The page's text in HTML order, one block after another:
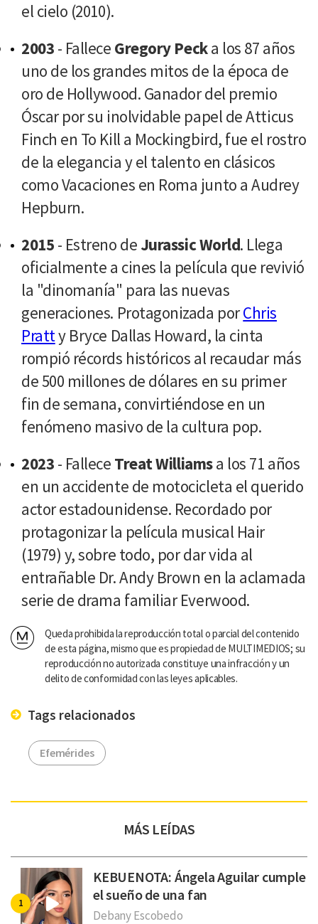
el cielo (2010).
2003 - Fallece Gregory Pecka los 87 años
uno de los grandes mitos de la época de
oro de Hollywood. Ganador del premio
Óscar por su inolvidable papel de Atticus
Finch en To Kill a Mockingbird, fue el rostro
de la elegancia y el talento en clásicos
como Vacaciones en Roma junto a Audrey
Hepburn.
2015 - Estreno de Jurassic World. Llega
oficialmente a cines la película que revivió
la "dinomanía" para las nuevas
generaciones. Protagonizada porChris
Pratty Bryce Dallas Howard, la cinta
rompió récords históricos al recaudar más
de 500 millones de dólares en su primer
fin de semana, convirtiéndose en un
fenómeno masivo de la cultura pop.
2023 - Fallece Treat Williamsa los 71 años
en un accidente de motocicleta el querido
actor estadounidense. Recordado por
protagonizar la película musical Hair
(1979) y, sobre todo, por dar vida al
entrañable Dr. Andy Brown en la aclamada
serie de drama familiar Everwood.
Queda prohibida la reproducción total o parcial del contenido
de esta página, mismo que es propiedad de MULTIMEDIOS; su
reproducción no autorizada constituye una infracción y un
delito de conformidad con las leyes aplicables.
Tags relacionados
Efemérides
MÁS LEÍDAS
KEBUENOTA: Ángela Aguilar cumple
el sueño de una fan
Debany Escobedo